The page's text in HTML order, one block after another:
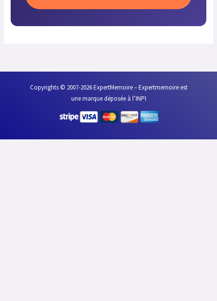
Copyrights © 2007-2026 ExpertMemoire – Expertmemoire est
une marque déposée à l’INPI